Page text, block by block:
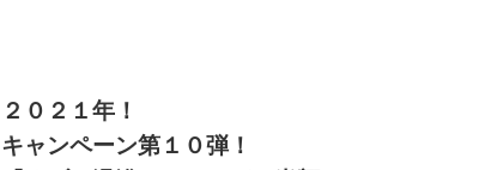
２０２１年！
キャンペーン第１０弾！